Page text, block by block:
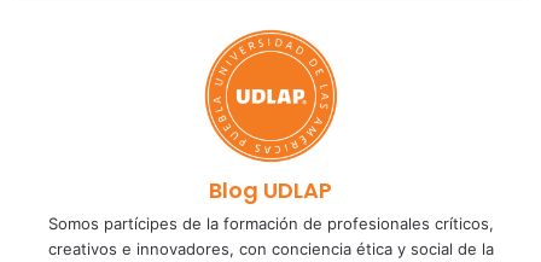
Blog UDLAP
Somos partícipes de la formación de profesionales críticos,
creativos e innovadores, con conciencia ética y social de la